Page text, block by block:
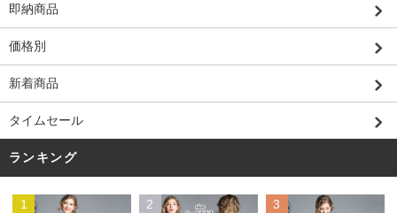
即納商品
価格別
新着商品
タイムセール
ランキング
1 2 3